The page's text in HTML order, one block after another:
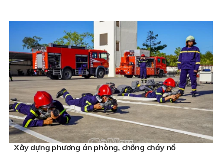
Xây dựng phương án phòng, chống cháy nổ